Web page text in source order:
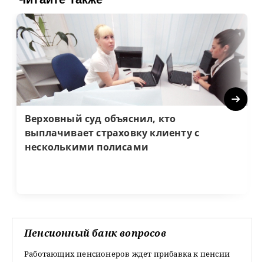
Верховный суд объяснил, кто
выплачивает страховку клиенту с
несколькими полисами
Next
Пенсионный банк вопросов
Работающих пенсионеров ждет прибавка к пенсии